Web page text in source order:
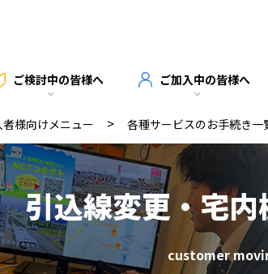
ご検討中の皆様へ ご加入中の皆様へ
者様向けメニュー > 各種サービスのお手続き一
引込線変更・宅
customer